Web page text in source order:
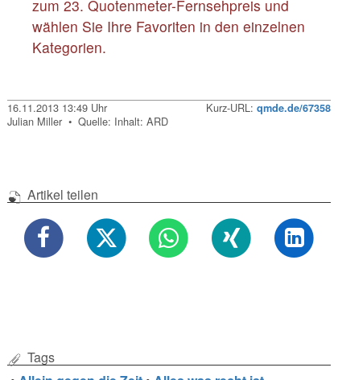
zum 23. Quotenmeter-Fernsehpreis und
wählen Sie Ihre Favoriten in den einzelnen
Kategorien.
16.11.2013 13:49 Uhr Kurz-URL: qmde.de/67358
Julian Miller • Quelle: Inhalt: ARD
Artikel teilen
Tags